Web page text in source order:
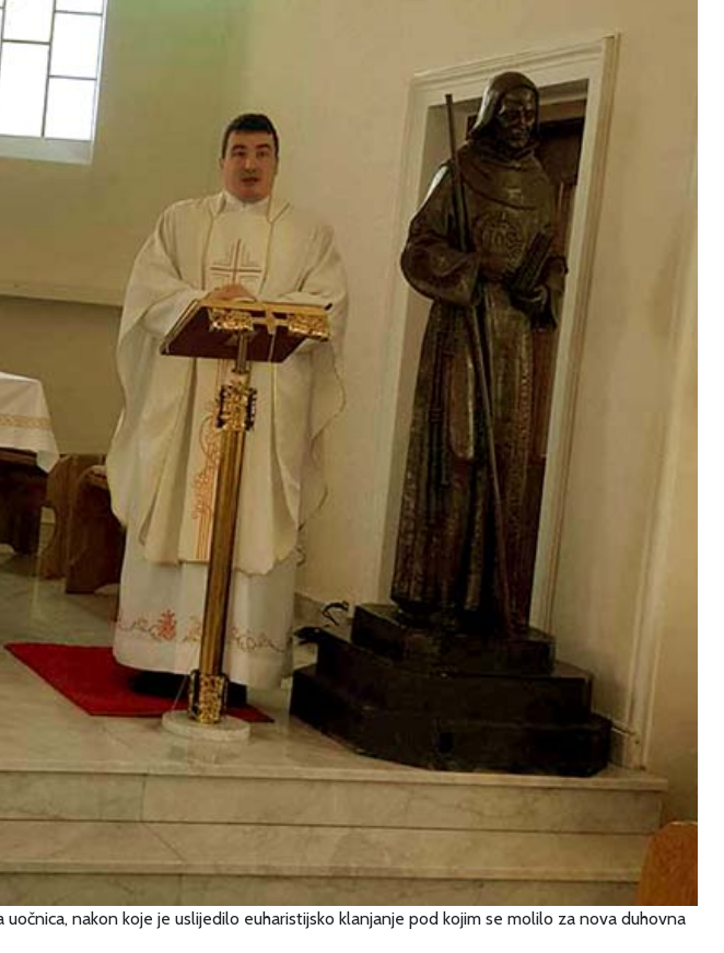
nakon koje je uslijedilo euharistijsko klanjanje pod kojim se molilo za nova duhovna